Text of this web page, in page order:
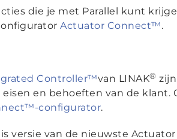
die je met Parallel kunt
Actuator Connect™.
Controller™van LINAK®
eisen en behoeften van de klant.
configurator.
versie van de nieuwste